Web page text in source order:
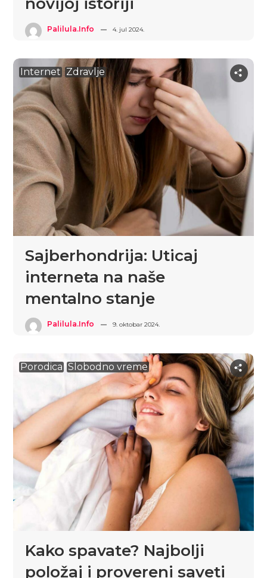
Palilula.info 4. jul 2024.
Internet Zdravlje
Sajberhondrija: Uticaj
interneta na naše
mentalno stanje
Palilula.info 9. oktobar 2024.
Porodica Slobodno vreme
Kako spavate? Najbolji
položaj i provereni saveti